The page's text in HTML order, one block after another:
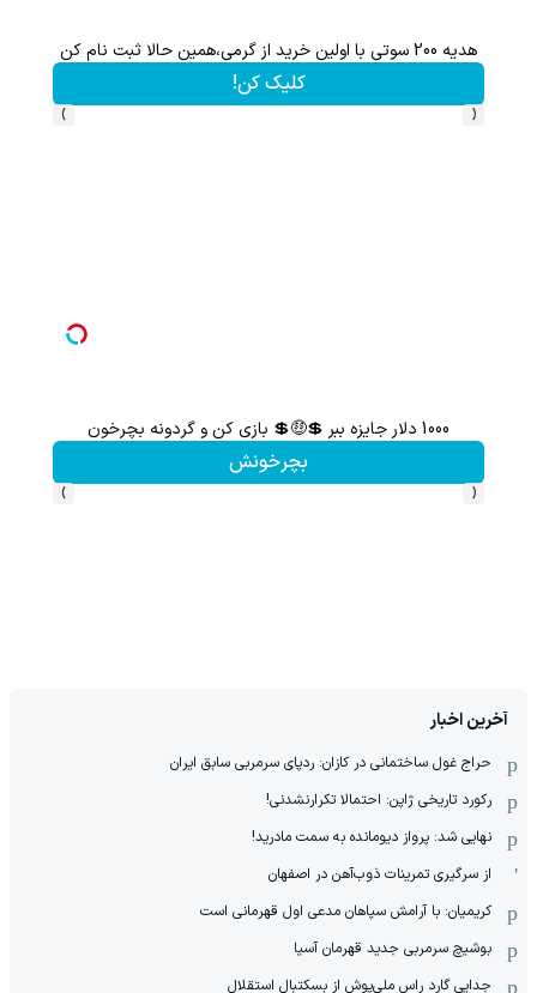
هدیه 200 سوتی با اولین خرید از گرمی،همین حالا ثبت نام کن
کلیک کن!
‹
›
1000 دلار جایزه ببر 💲🤑💲 بازی کن و گردونه بچرخون
بچرخونش
‹
›
آخرین اخبار
حراج غول ساختمانی در کازان: ردپای سرمربی سابق ایران
رکورد تاریخی ژاپن: احتمالا تکرارنشدنی!
نهایی شد: پرواز دیومانده به سمت مادرید!
از سرگیری تمرینات ذوب‌آهن در اصفهان
کریمیان: با آرامش سپاهان مدعی اول قهرمانی است
بوشیچ سرمربی جدید قهرمان آسیا
جدایی گارد راس ملی‌پوش از بسکتبال استقلال